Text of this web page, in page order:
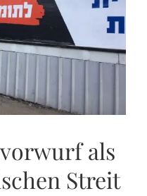
als
Streit